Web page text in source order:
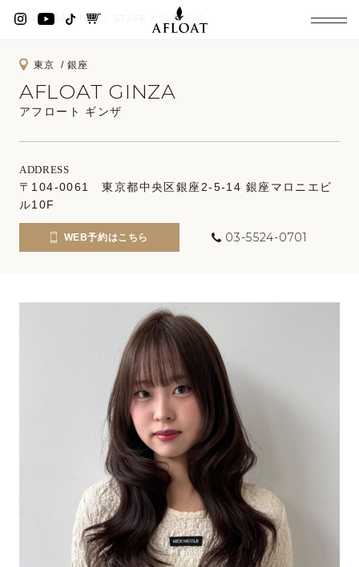
AFLOAT TOP 坂本 光優
東京 銀座
AFLOAT GINZA
アフロート ギンザ
ADDRESS
〒104-0061 東京都中央区銀座2-5-14 銀座マロニエビ
ル10F
WEB予約はこちら 03-5524-0701